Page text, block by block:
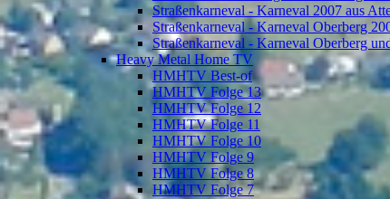
Straßenkarneval - Karneval 2007 aus
Straßenkarneval - Karneval Oberberg
Straßenkarneval - Karneval Oberberg
Heavy Metal Home TV
HMHTV Best-of
HMHTV Folge 13
HMHTV Folge 12
HMHTV Folge 11
HMHTV Folge 10
HMHTV Folge 9
HMHTV Folge 8
HMHTV Folge 7